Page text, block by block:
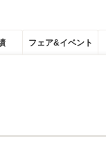
フェア&イベント